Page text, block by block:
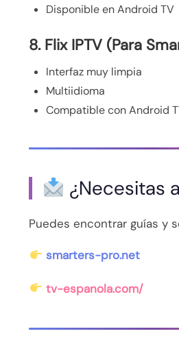
Disponible en Android TV
8. Flix IPTV (Para
Interfaz muy limpia
Multiidioma
Compatible con Android
¿Necesitas
Puedes encontrar guías y
smarters-pro.net
tv-espanola.com/